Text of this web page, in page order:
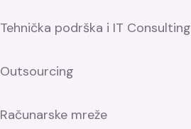
Tehnička podrška i IT Consulting
Outsourcing
Računarske mreže